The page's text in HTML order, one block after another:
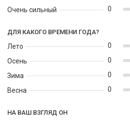
Очень сильный
0
ДЛЯ КАКОГО ВРЕМЕНИ ГОДА?
Лето
Осень
Зима
Весна
0
0
0
0
НА ВАШ ВЗГЛЯД ОН